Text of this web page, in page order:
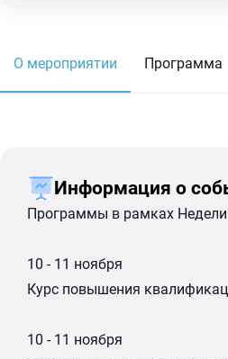
О мероприятии Программа
Информация о
Программы в рамках Недели
10 - 11 ноября
Курс повышения
10 - 11 ноября